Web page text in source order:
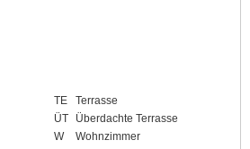
TE
Terrasse
ÜT
Überdachte Terrasse
W
Wohnzimmer